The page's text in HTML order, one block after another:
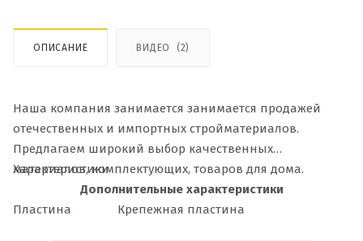
ОПИСАНИЕ ВИДЕО (2)
Наша компания занимается занимается продажей
отечественных и импортных стройматериалов.
Предлагаем широкий выбор качественных
материалов, комплектующих, товаров для дома.
Характеристики
Дополнительные характеристики
Пластина
Крепежная пластина